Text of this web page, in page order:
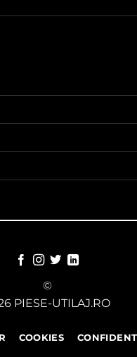
©
PIESE-UTILAJ.RO
COOKIES